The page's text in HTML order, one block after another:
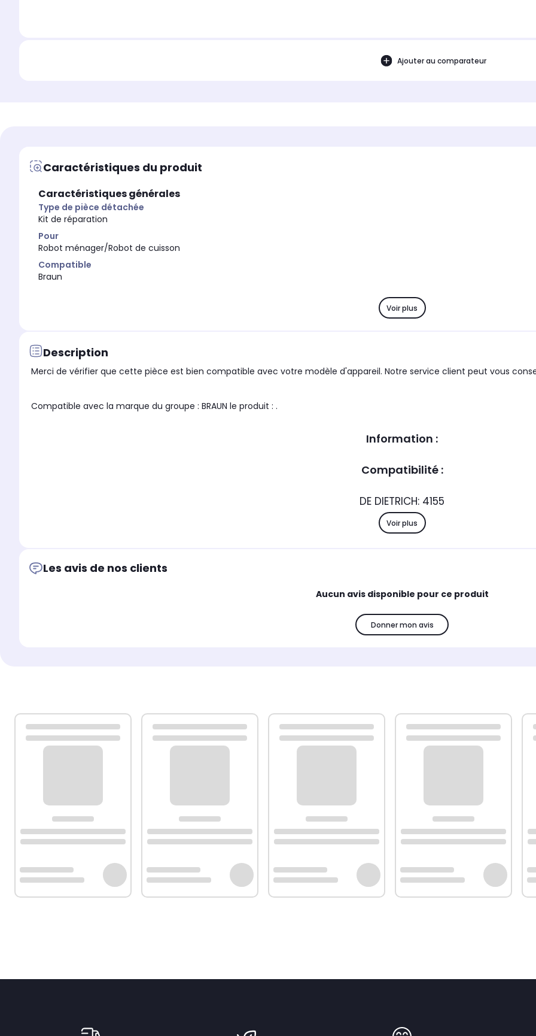
Ajouter au comparateur
Caractéristiques du produit
Caractéristiques générales
Type de pièce détachée
Kit de réparation
Pour
Robot ménager/Robot de cuisson
Compatible
Braun
Voir plus
Description
Merci de vérifier que cette pièce est bien compatible avec votre modèle d'appareil. Notre service client peut vous
Compatible avec la marque du groupe : BRAUN le produit : .
Information :
Compatibilité :
DE DIETRICH: 4155
Voir plus
Les avis de nos clients
Aucun avis disponible pour ce produit
Donner mon avis